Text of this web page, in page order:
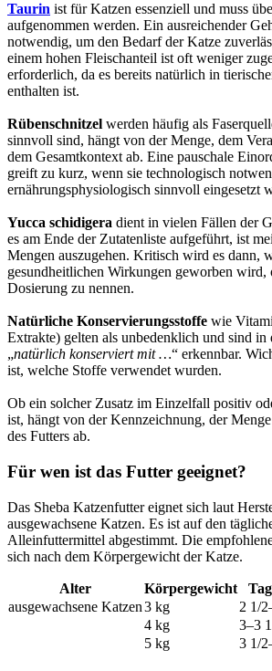
Taurin ist für Katzen essenziell und muss
aufgenommen werden. Ein ausreichender
notwendig, um den Bedarf der Katze
einem hohen Fleischanteil ist oft weniger
erforderlich, da es bereits natürlich in
enthalten ist.
Rübenschnitzel werden häufig als
sinnvoll sind, hängt von der Menge, dem
dem Gesamtkontext ab. Eine pauschale
greift zu kurz, wenn sie technologisch
ernährungsphysiologisch sinnvoll eingesetzt
Yucca schidigera dient in vielen Fällen der
es am Ende der Zutatenliste aufgeführt, ist
Mengen auszugehen. Kritisch wird es dann,
gesundheitlichen Wirkungen geworben wird,
Dosierung zu nennen.
Natürliche Konservierungsstoffe wie
Extrakte) gelten als unbedenklich und sind
„natürlich konserviert mit …“ erkennbar.
ist, welche Stoffe verwendet wurden.
Ob ein solcher Zusatz im Einzelfall positiv
ist, hängt von der Kennzeichnung, der
des Futters ab.
Für wen ist das Futter geeignet?
Das Sheba Katzenfutter eignet sich laut
ausgewachsene Katzen. Es ist auf den
Alleinfuttermittel abgestimmt. Die
sich nach dem Körpergewicht der Katze.
Alter Körpergewicht
ausgewachsene Katzen3 kg
2 1/
4 kg
3–3
5 kg
3 1/